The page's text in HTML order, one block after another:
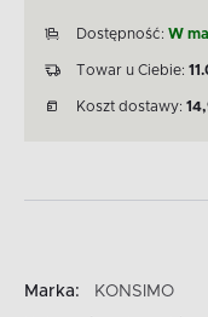
Dostępność: W
Towar u Ciebie:
Koszt dostawy:
Marka:
KONSIMO